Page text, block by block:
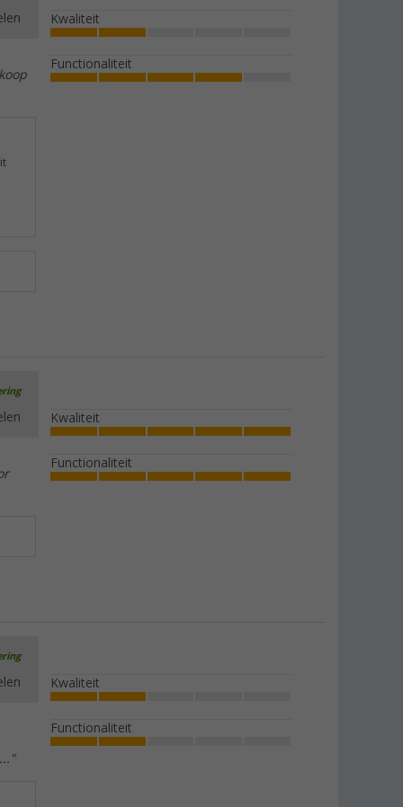
Kwaliteit
Functionaliteit
Kwaliteit
Functionaliteit
Kwaliteit
Functionaliteit